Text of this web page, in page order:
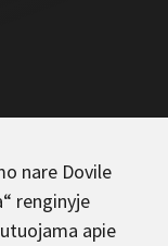
nare Dovile
renginyje
apie